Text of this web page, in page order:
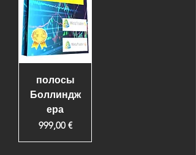
полосы
Боллиндж
ера
Цена
999,00 €